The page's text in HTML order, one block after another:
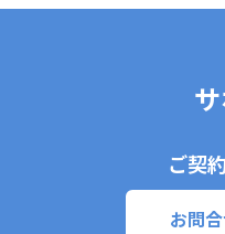
ご契
お問